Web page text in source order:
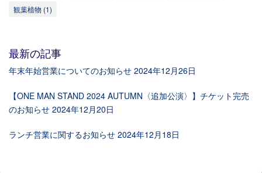
観葉植物 (1)
最新の記事
年末年始営業についてのお知らせ 2024年12月26日
【ONE MAN STAND 2024 AUTUMN〈追加公演〉】チケット完売
のお知らせ 2024年12月20日
ランチ営業に関するお知らせ 2024年12月18日